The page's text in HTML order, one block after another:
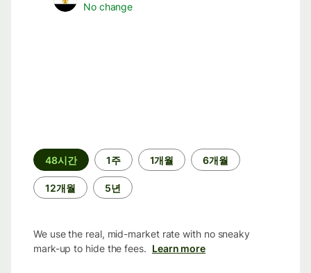
No change
기
간
48시간 1주 1개월 6개월
12개월 5년
We use the real, mid-market rate with no sneaky
mark-up to hide the fees. Learn more